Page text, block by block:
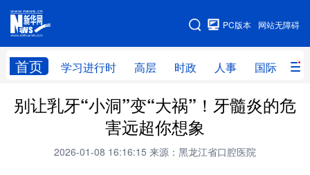
网站无障碍
PC版本
首页 学习进行时 高层 时政 人事 国际 财
网站地图
学习进行时 高层 时政 人事
财经 网评
全球连线 教育
别让乳牙“小洞”变“大祸”！牙髓炎的危
害远超你想象
2026-01-08 16:16:15 来源：黑龙江省口腔医院